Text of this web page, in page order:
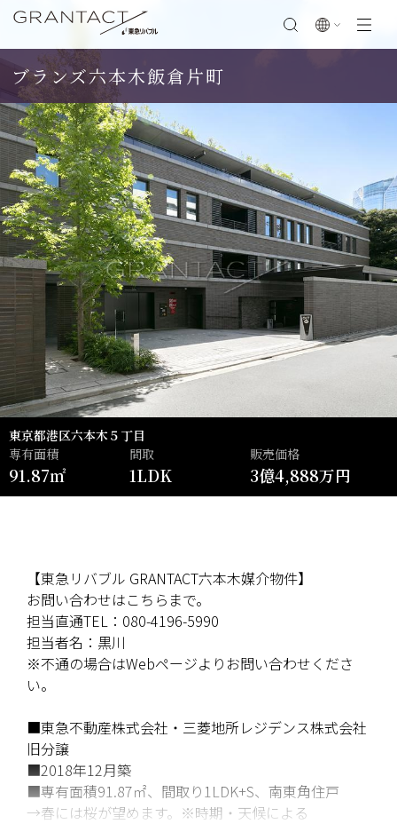
ブランズ六本木飯倉片町
SCROLL
東京都港区六本木５丁目
専有面積
91.87㎡
間取
1LDK
販売価格
3億4,888万円
【東急リバブル GRANTACT六本木媒介物件】
お問い合わせはこちらまで。
担当直通TEL：080-4196-5990
担当者名：黒川
※不通の場合はWebページよりお問い合わせくださ
い。
■東急不動産株式会社・三菱地所レジデンス株式会社
旧分譲
■2018年12月築
■専有面積91.87㎡、間取り1LDK+S、南東角住戸
→春には桜が望めます。※時期・天候による